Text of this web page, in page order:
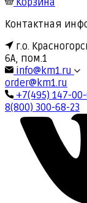
Корзина
Контактная
г.о.
6А, пом.1
info@km1.ru
order@km1.ru
+7(495) 147-
8(800) 300-68-23